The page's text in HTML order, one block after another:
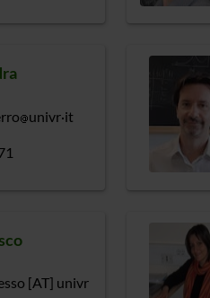
univr it
[AT] univr